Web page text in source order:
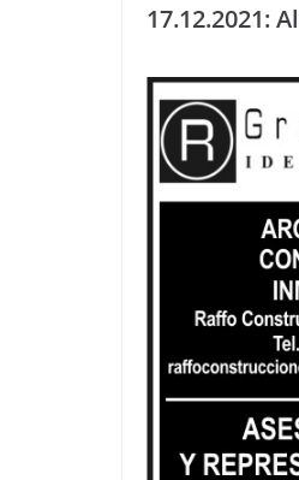
17.12.2021: